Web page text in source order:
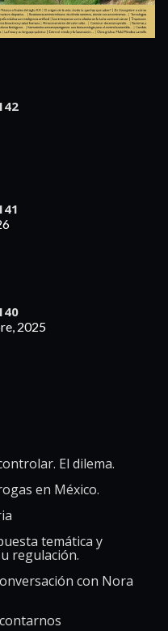
2025
El dilema.
en México.
temática y
regulación.
con Nora